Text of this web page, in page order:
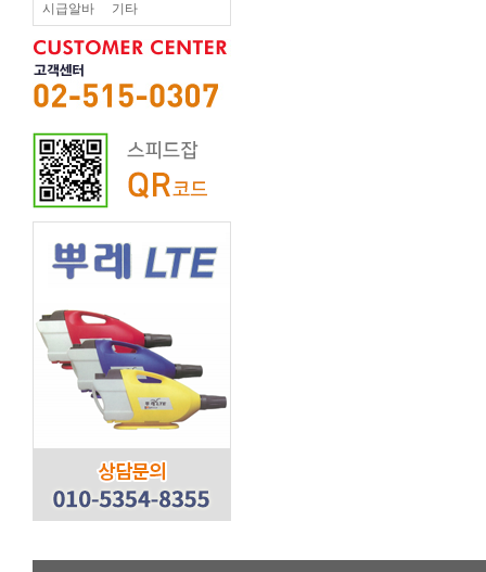
시급알바 기타